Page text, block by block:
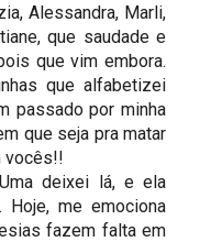
Alessandra, Marli,
que saudade e
que vim embora.
que alfabetizei
passado por minha
que seja pra matar
vocês!!
deixei lá, e ela
me emociona
fazem falta em